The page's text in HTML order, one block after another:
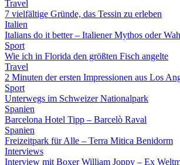
Travel
7 vielfältige Gründe, das Tessin zu erleben
Italien
Italians do it better – Italiener Mythos oder
Sport
Wie ich in Florida den größten Fisch angelte
Travel
2 Minuten der ersten Impressionen aus Los
Sport
Unterwegs im Schweizer Nationalpark
Spanien
Barcelona Hotel Tipp – Barcelò Raval
Spanien
Freizeitpark für Alle – Terra Mitica Benidorm
Interviews
Interview mit Boxer William Joppy – Ex